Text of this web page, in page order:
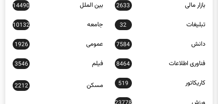
بازار مالی 2633 بین الملل 14490
تبلیغات 32 جامعه 10132
دانش 7584 عمومی 1926
فناوری اطلاعات 8464 فیلم 3546
کاریکاتور 519 مسکن 2212